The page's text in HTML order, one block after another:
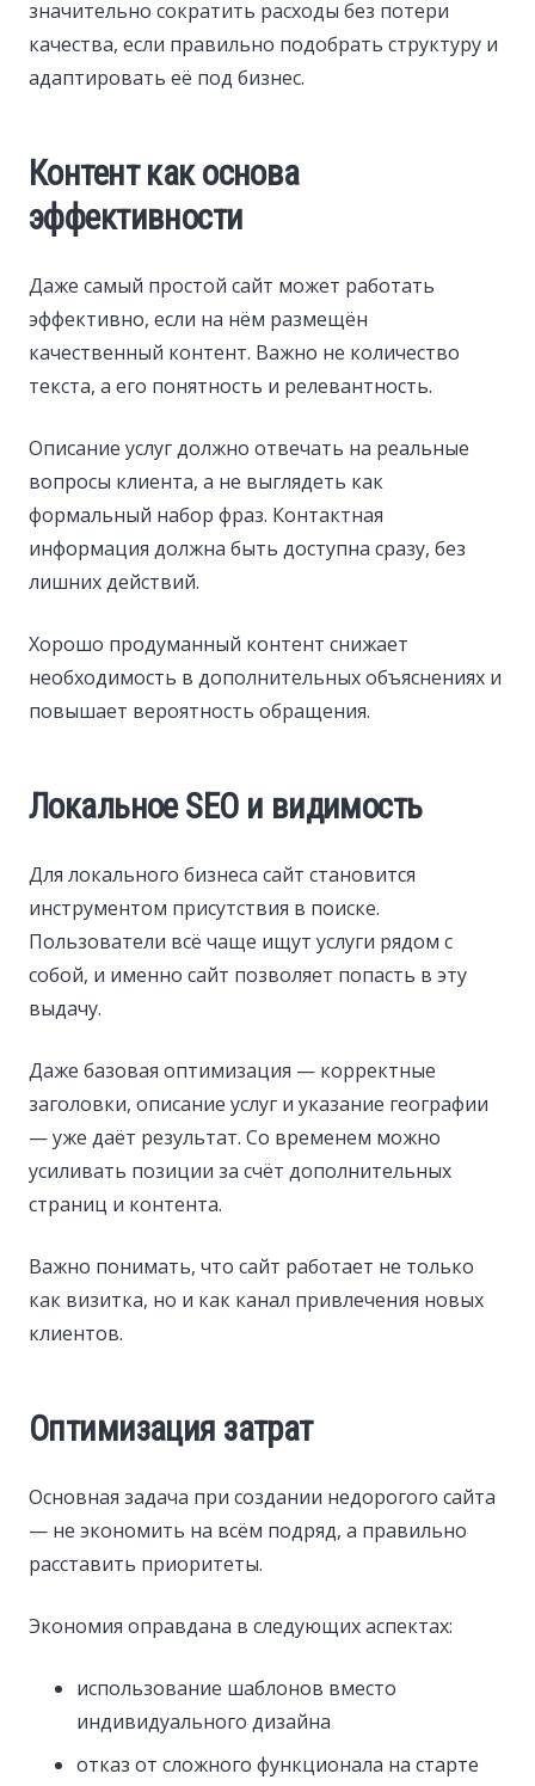
значительно сократить расходы без потери
качества, если правильно подобрать структуру и
адаптировать её под бизнес.
Контент как основа
эффективности
Даже самый простой сайт может работать
эффективно, если на нём размещён
качественный контент. Важно не количество
текста, а его понятность и релевантность.
Описание услуг должно отвечать на реальные
вопросы клиента, а не выглядеть как
формальный набор фраз. Контактная
информация должна быть доступна сразу, без
лишних действий.
Хорошо продуманный контент снижает
необходимость в дополнительных объяснениях и
повышает вероятность обращения.
Локальное SEO и видимость
Для локального бизнеса сайт становится
инструментом присутствия в поиске.
Пользователи всё чаще ищут услуги рядом с
собой, и именно сайт позволяет попасть в эту
выдачу.
Даже базовая оптимизация — корректные
заголовки, описание услуг и указание географии
— уже даёт результат. Со временем можно
усиливать позиции за счёт дополнительных
страниц и контента.
Важно понимать, что сайт работает не только
как визитка, но и как канал привлечения новых
клиентов.
Оптимизация затрат
Основная задача при создании недорогого сайта
— не экономить на всём подряд, а правильно
расставить приоритеты.
Экономия оправдана в следующих аспектах:
использование шаблонов вместо
индивидуального дизайна
отказ от сложного функционала на старте